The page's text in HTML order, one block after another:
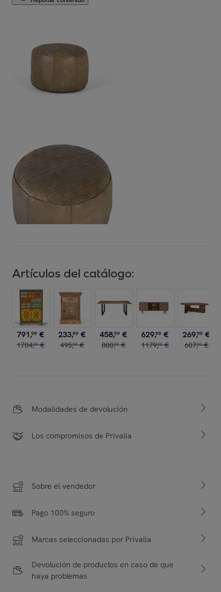
Artículos del catálogo:
791,99 €
1704,00 €
233,99 €
495,00 €
458,99 €
880,00 €
629,99 €
1179,00 €
269,99 €
607,00 €
Modalidades de devolución
Los compromisos de Privalia
Sobre el vendedor
Pago 100% seguro
Marcas seleccionadas por Privalia
Devolución de productos en caso de que
haya problemas